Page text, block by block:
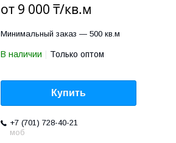
от 9 000 ₸/кв.м
Минимальный заказ — 500 кв.м
В наличии Только оптом
Купить
+7 (701) 728-40-21
моб